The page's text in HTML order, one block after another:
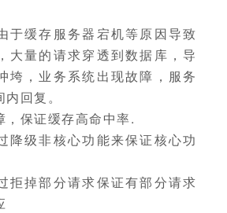
于缓存服务器宕机等原因导致
大量的请求穿透到数据库，导
垮，业务系统出现故障，服务
回复。
，保证缓存高命中率.
降级非核心功能来保证核心功
拒掉部分请求保证有部分请求